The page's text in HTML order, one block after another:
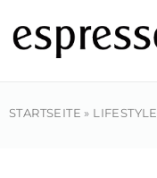
Inhalt
springen
STARTSEITE » LIFESTYLE